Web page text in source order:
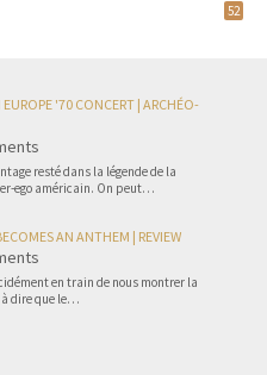
52
'70 CONCERT | ARCHÉO-
resté dans la légende de la
ego américain. On peut…
AN ANTHEM | REVIEW
en train de nous montrer la
à dire que le…